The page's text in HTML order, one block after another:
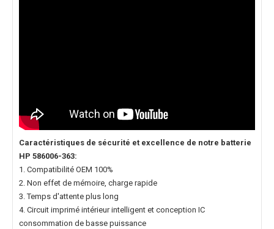
Caractéristiques de sécurité et excellence de notre batterie
HP 586006-363:
1. Compatibilité OEM 100%
2. Non effet de mémoire, charge rapide
3. Temps d'attente plus long
4. Circuit imprimé intérieur intelligent et conception IC
consommation de basse puissance